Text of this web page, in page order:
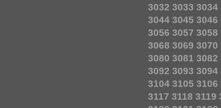
3032 3033 3034
3044 3045 3046
3056 3057 3058
3068 3069 3070
3080 3081 3082
3092 3093 3094
3104 3105 3106
3117 3118 3119